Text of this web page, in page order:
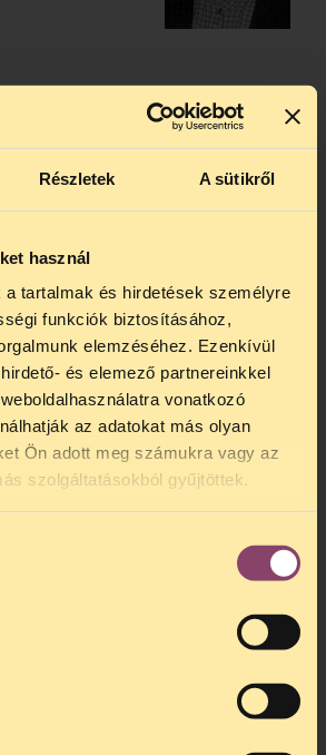
Részletek A sütikről
használ
a tartalmak és hirdetések személyre
funkciók biztosításához,
elemzéséhez. Ezenkívül
és elemező partnereinkkel
vonatkozó
az adatokat más olyan
Ön adott meg számukra vagy az
szolgáltatásokból gyűjtöttek.